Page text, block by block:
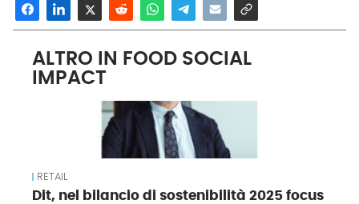
ALTRO IN FOOD SOCIAL
IMPACT
RETAIL
Dit, nel bilancio di sostenibilità 2025 focus